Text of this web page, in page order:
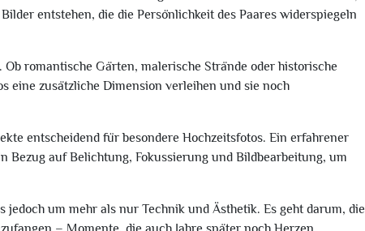
entstehen, die die Persönlichkeit des Paares widerspiegeln
romantische Gärten, malerische Strände oder historische
eine zusätzliche Dimension verleihen und sie noch
entscheidend für besondere Hochzeitsfotos. Ein erfahrener
Bezug auf Belichtung, Fokussierung und Bildbearbeitung, um
jedoch um mehr als nur Technik und Ästhetik. Es geht darum, die